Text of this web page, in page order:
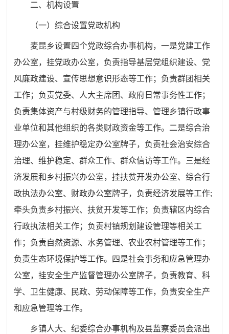
二、机构设置
（一）综合设置党政机构
麦昆乡设置四个党政综合办事机构，一是党建工作
办公室，挂党政办公室，负责指导基层党组织建设、党
风廉政建设、宣传思想意识形态等工作；负责群团相关
工作；负责党委、人大主席团、政府日常事务性工作；
负责集体资产与村级财务的管理指导、管理乡镇行政事
业单位和其他组织的各类财政资金等工作。 二是综合治
理办公室，挂维护稳定办公室牌子，负责社会治安综合
治理、维护稳定、群众工作、群众信访等工作。 三是经
济发展和乡村振兴办公室，挂扶贫开发办公室、综合行
政执法办公室、财政办公室牌子，负责经济发展等工作;
牵头负责乡村振兴、扶贫开发等工作；负责辖区内综合
行政执法相关工作；负责村镇规划建设管理等相关工
作；负责自然资源、水务管理、农业农村管理等工作；
负责生态环境保护等工作。 四是社会事务和应急管理办
公室，挂安全生产监督管理办公室牌子， 负责教育、科
学、卫生健康、民政、劳动保障等工作，负责安全生产
和应急管理等工作。
乡镇人大、纪委综合办事机构及县监察委员会派出